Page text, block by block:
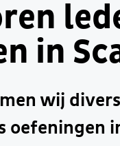
in
wij
oefeningen